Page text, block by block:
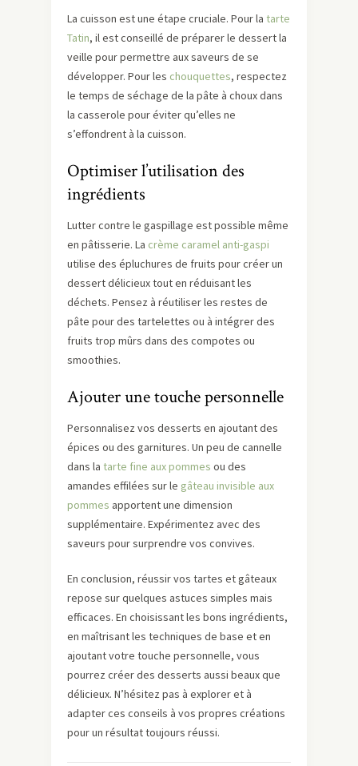
La cuisson est une étape cruciale. Pour la tarte
Tatin, il est conseillé de préparer le dessert la
veille pour permettre aux saveurs de se
développer. Pour les chouquettes, respectez
le temps de séchage de la pâte à choux dans
la casserole pour éviter qu’elles ne
s’effondrent à la cuisson.
Optimiser l’utilisation des
ingrédients
Lutter contre le gaspillage est possible même
en pâtisserie. La crème caramel anti-gaspi
utilise des épluchures de fruits pour créer un
dessert délicieux tout en réduisant les
déchets. Pensez à réutiliser les restes de
pâte pour des tartelettes ou à intégrer des
fruits trop mûrs dans des compotes ou
smoothies.
Ajouter une touche personnelle
Personnalisez vos desserts en ajoutant des
épices ou des garnitures. Un peu de cannelle
dans la tarte fine aux pommes ou des
amandes effilées sur le gâteau invisible aux
pommes apportent une dimension
supplémentaire. Expérimentez avec des
saveurs pour surprendre vos convives.
En conclusion, réussir vos tartes et gâteaux
repose sur quelques astuces simples mais
efficaces. En choisissant les bons ingrédients,
en maîtrisant les techniques de base et en
ajoutant votre touche personnelle, vous
pourrez créer des desserts aussi beaux que
délicieux. N’hésitez pas à explorer et à
adapter ces conseils à vos propres créations
pour un résultat toujours réussi.